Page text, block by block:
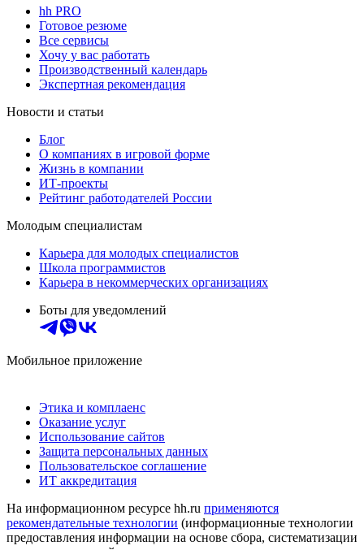
hh PRO
Готовое резюме
Все сервисы
Хочу у вас работать
Производственный календарь
Экспертная рекомендация
Новости и статьи
Блог
О компаниях в игровой форме
Жизнь в компании
ИТ-проекты
Рейтинг работодателей России
Молодым специалистам
Карьера для молодых специалистов
Школа программистов
Карьера в некоммерческих организациях
Боты для уведомлений
Мобильное приложение
Этика и комплаенс
Оказание услуг
Использование сайтов
Защита персональных данных
Пользовательское соглашение
ИТ аккредитация
На информационном ресурсе hh.ru применяются
рекомендательные технологии (информационные технологии
предоставления информации на основе сбора, систематизации